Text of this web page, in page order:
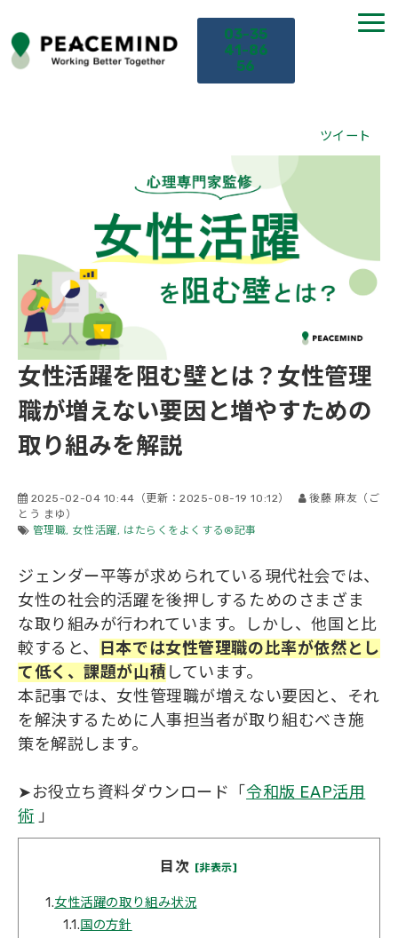
03-35
41-86
56
セミナー
お役立ち情報
導入事例
ツイート
女性活躍を阻む壁とは？女性管理
職が増えない要因と増やすための
取り組みを解説
2025-02-04 10:44 （更新：2025-08-19 10:12）
後藤 麻友（ご
とう まゆ）
管理職 女性活躍 はたらくをよくする®記事
ジェンダー平等が求められている現代社会では、
女性の社会的活躍を後押しするためのさまざま
な取り組みが行われています。しかし、他国と比
較すると、 日本では女性管理職の比率が依然とし
て低く、課題が山積 しています。
本記事では、女性管理職が増えない要因と、それ
を解決するために人事担当者が取り組むべき施
策を解説します。
➤お役立ち資料ダウンロード「令和版 EAP活用
術 」
目次 [非表示]
1.女性活躍の取り組み状況
1.1.国の方針